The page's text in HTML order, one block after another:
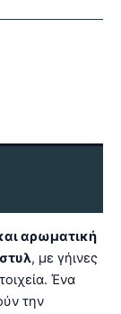
αρωματική
, με γήινες
Ένα
την